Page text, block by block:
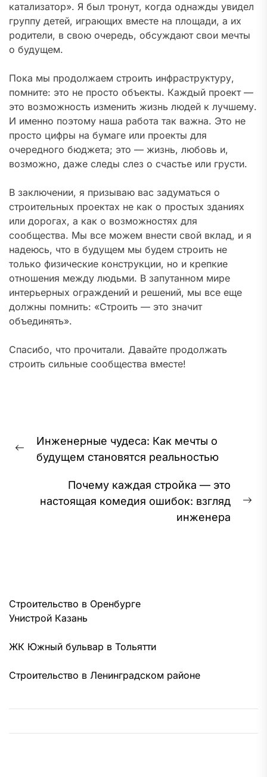
катализатор». Я был тронут, когда однажды увидел
группу детей, играющих вместе на площади, а их
родители, в свою очередь, обсуждают свои мечты
о будущем.
Пока мы продолжаем строить инфраструктуру,
помните: это не просто объекты. Каждый проект —
это возможность изменить жизнь людей к лучшему.
И именно поэтому наша работа так важна. Это не
просто цифры на бумаге или проекты для
очередного бюджета; это — жизнь, любовь и,
возможно, даже следы слез о счастье или грусти.
В заключении, я призываю вас задуматься о
строительных проектах не как о простых зданиях
или дорогах, а как о возможностях для
сообщества. Мы все можем внести свой вклад, и я
надеюсь, что в будущем мы будем строить не
только физические конструкции, но и крепкие
отношения между людьми. В запутанном мире
интерьерных ограждений и решений, мы все еще
должны помнить: «Строить — это значит
объединять».
Спасибо, что прочитали. Давайте продолжать
строить сильные сообщества вместе!
по
записям
Предыдущая
Инженерные чудеса: Как мечты о
будущем становятся реальностью
Почему каждая стройка — это
настоящая комедия ошибок: взгляд
инженера
Строительство в Оренбурге
Унистрой Казань
ЖК Южный бульвар в Тольятти
Строительство в Ленинградском районе